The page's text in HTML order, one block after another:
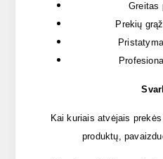
Greitas
Prekių
Kai kuriais atvėjais
produktų,